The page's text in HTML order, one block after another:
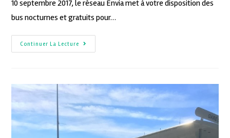
10 septembre 2017, le réseau Envia met à votre disposition des
bus nocturnes et gratuits pour…
Continuer La Lecture